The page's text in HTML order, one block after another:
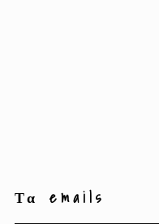
Τα emails